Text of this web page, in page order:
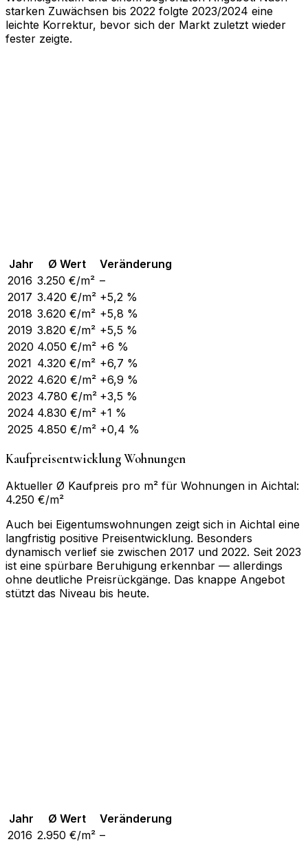
starken Zuwächsen bis 2022 folgte 2023/2024 eine
leichte Korrektur, bevor sich der Markt zuletzt wieder
fester zeigte.
Jahr Ø Wert
Veränderung
2016 3.250 €/m² –
2017 3.420 €/m² +5,2 %
2018 3.620 €/m² +5,8 %
2019 3.820 €/m² +5,5 %
2020 4.050 €/m² +6 %
2021 4.320 €/m² +6,7 %
2022 4.620 €/m² +6,9 %
2023 4.780 €/m² +3,5 %
2024 4.830 €/m² +1 %
2025 4.850 €/m² +0,4 %
Kaufpreisentwicklung Wohnungen
Aktueller Ø Kaufpreis pro m² für Wohnungen in Aichtal:
4.250 €/m²
Auch bei Eigentumswohnungen zeigt sich in Aichtal eine
langfristig positive Preisentwicklung. Besonders
dynamisch verlief sie zwischen 2017 und 2022. Seit 2023
ist eine spürbare Beruhigung erkennbar — allerdings
ohne deutliche Preisrückgänge. Das knappe Angebot
stützt das Niveau bis heute.
Jahr Ø Wert
Veränderung
2016 2.950 €/m² –